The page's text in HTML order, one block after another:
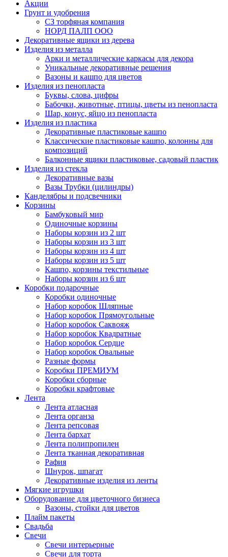
Акции
Грунт и удобрения
СЗ торфяная компания
НОРД ПАЛП ООО
Декоративные ящики из дерева
Изделия из металла
Арки и металлические каркасы для декора
Уникальные декоративные решения
Вазоны и кашпо для цветов
Изделия из пенопласта
Буквы, слова, цифры
Бабочки, животные, птицы, цветы из пенопласта
Шар, конус, яйцо из пенопласта
Изделия из пластика
Декоративные пластиковые кашпо
Классические пластиковые кашпо, колонны для
композиций
Балконные ящики пластиковые, садовый пластик
Изделия из стекла
Декоративные вазы
Вазы Трубки (цилиндры)
Канделябры и подсвечники
Корзины
Бамбуковый мир
Одиночные корзины
Наборы корзин из 2 шт
Наборы корзин из 3 шт
Наборы корзин из 4 шт
Наборы корзин из 5 шт
Кашпо, корзины текстильные
Наборы корзин из 6 шт
Коробки подарочные
Коробки одиночные
Набор коробок Шляпные
Набор коробок Прямоугольные
Набор коробок Саквояж
Набор коробок Квадратные
Набор коробок Сердце
Набор коробок Овальные
Разные формы
Коробки ПРЕМИУМ
Коробки сборные
Коробки крафтовые
Лента
Лента атласная
Лента органза
Лента репсовая
Лента бархат
Лента полипропилен
Лента тканная декоративная
Рафия
Шнурок, шпагат
Декоративные изделия из ленты
Мягкие игрушки
Оборудование для цветочного бизнеса
Вазоны, стойки для цветов
Плайм пакеты
Свадьба
Свечи
Свечи интерьерные
Свечи для торта